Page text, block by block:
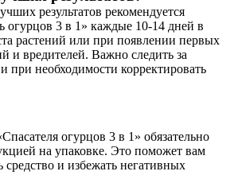
результатов рекомендуется
огурцов 3 в 1» каждые 10-14 дней в
растений или при появлении первых
и вредителей. Важно следить за
при необходимости корректировать
огурцов 3 в 1» обязательно
на упаковке. Это поможет вам
средство и избежать негативных